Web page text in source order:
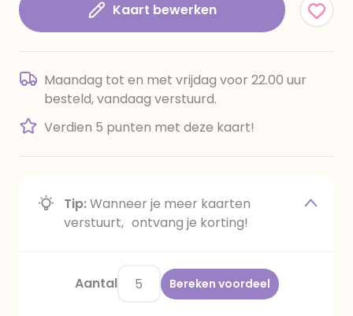
Kaart bewerken
Maandag tot en met vrijdag voor 22.00 uur
besteld, vandaag verstuurd.
Verdien 5 punten met deze kaart!
Tip:Wanneer je meer kaarten
verstuurt, ontvang je korting!
Aantal Bereken voordeel